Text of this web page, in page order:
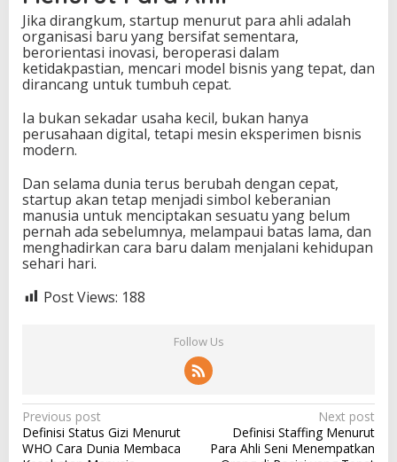
Jika dirangkum, startup menurut para ahli adalah
organisasi baru yang bersifat sementara,
berorientasi inovasi, beroperasi dalam
ketidakpastian, mencari model bisnis yang tepat, dan
dirancang untuk tumbuh cepat.
Ia bukan sekadar usaha kecil, bukan hanya
perusahaan digital, tetapi mesin eksperimen bisnis
modern.
Dan selama dunia terus berubah dengan cepat,
startup akan tetap menjadi simbol keberanian
manusia untuk menciptakan sesuatu yang belum
pernah ada sebelumnya, melampaui batas lama, dan
menghadirkan cara baru dalam menjalani kehidupan
sehari hari.
Post Views: 188
Follow Us
P
o
Previous post
Definisi Status Gizi Menurut
WHO Cara Dunia Membaca
Next post
Definisi Staffing Menurut
Para Ahli Seni Menempatkan